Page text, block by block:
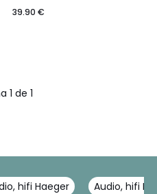
39.90 €
1 de 1
hifi Haeger Audio, hifi